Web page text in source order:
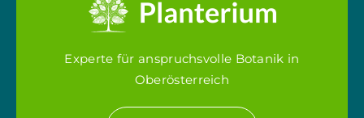
Experte für anspruchsvolle Botanik in
Oberösterreich